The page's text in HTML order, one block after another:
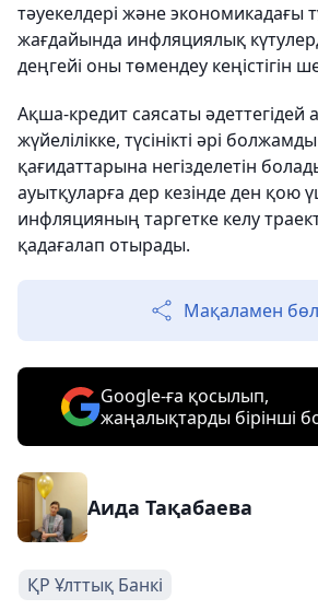
тәуекелдері және экономикадағы
жағдайында инфляциялық
деңгейі оны төмендеу кеңістігін
Ақша-кредит саясаты
жүйелілікке, түсінікті әрі
қағидаттарына негізделетін
ауытқуларға дер кезінде ден қою
инфляцияның таргетке келу
қадағалап отырады.
Мақаламен
Google-ға қосылып,
жаңалықтарды бірінші
Аида Тақабаева
ҚР Ұлттық Банкі